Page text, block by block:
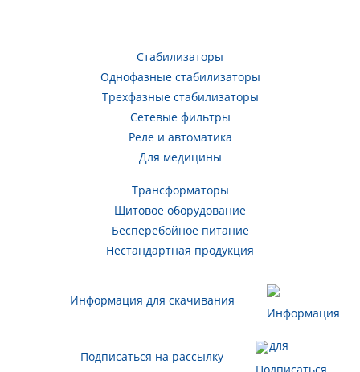
Стабилизаторы
Однофазные стабилизаторы
Трехфазные стабилизаторы
Сетевые фильтры
Реле и автоматика
Для медицины
Трансформаторы
Щитовое оборудование
Бесперебойное питание
Нестандартная продукция
Информация для скачивания
Подписаться на рассылку